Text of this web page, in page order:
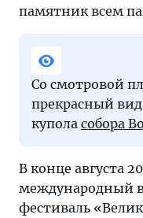
памятник всем
Со смотровой
прекрасный
купола собора
В конце августа
международный
фестиваль